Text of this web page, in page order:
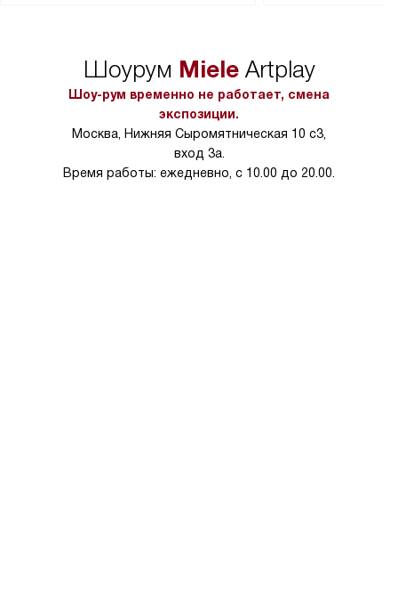
в условиях
тарифы на услуги
Шоурум MieleArtplay
Шоу-рум временно не работает, смена
экспозиции.
Москва, Нижняя Сыромятническая 10 с3,
вход 3а.
Время работы: ежедневно, с 10.00 до 20.00.